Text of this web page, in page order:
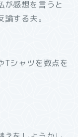
が感想を言うと
論する夫。
Tシャツを数点を